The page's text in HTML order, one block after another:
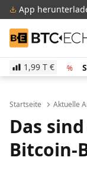
App
BTC-ECHO
1,99 T €
47,17 € -3.00%
Startseite Aktuelle
Das
Bitcoin-